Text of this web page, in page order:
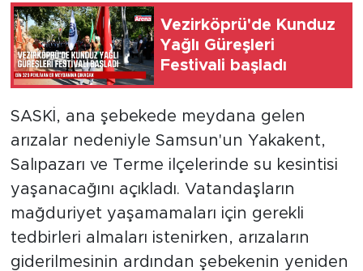
Vezirköprü'de Kunduz
Yağlı Güreşleri
Festivali başladı
SASKİ, ana şebekede meydana gelen
arızalar nedeniyle Samsun'un Yakakent,
Salıpazarı ve Terme ilçelerinde su kesintisi
yaşanacağını açıkladı. Vatandaşların
mağduriyet yaşamamaları için gerekli
tedbirleri almaları istenirken, arızaların
giderilmesinin ardından şebekenin yeniden